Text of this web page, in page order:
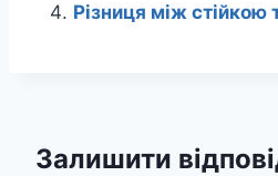
Різниця між
Залишити